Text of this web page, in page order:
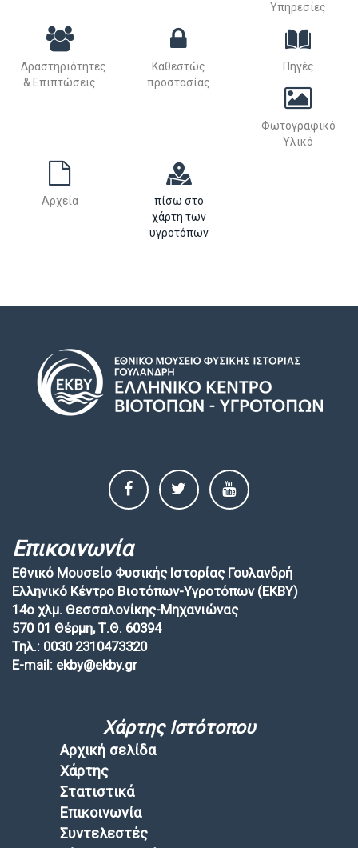
Υπηρεσίες
Δραστηριότητες
& Επιπτώσεις
Καθεστώς
προστασίας
Πηγές
Φωτογραφικό
Υλικό
Αρχεία
πίσω στο
χάρτη των
υγροτόπων
Επικοινωνία
Εθνικό Μουσείο Φυσικής Ιστορίας Γουλανδρή
Ελληνικό Κέντρο Βιοτόπων-Υγροτόπων (EKBY)
14ο χλμ. Θεσσαλονίκης-Μηχανιώνας
570 01 Θέρμη, Τ.Θ. 60394
Τηλ.: 0030 2310473320
E-mail: ekby@ekby.gr
Χάρτης Ιστότοπου
Αρχική σελίδα
Χάρτης
Στατιστικά
Επικοινωνία
Συντελεστές